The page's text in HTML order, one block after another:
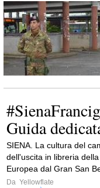
Guida
SIENA. La cultura del
dell'uscita in libreria
Europea dal Gran San
Da Yellowflate